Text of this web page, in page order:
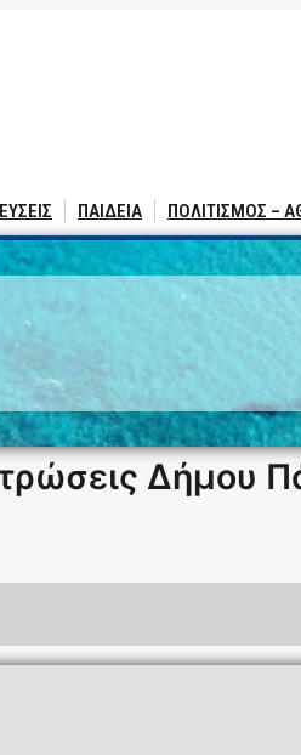
ΠΑΙΔΕΙΑ ΠΟΛΙΤΙΣΜΟΣ –
Δήμου